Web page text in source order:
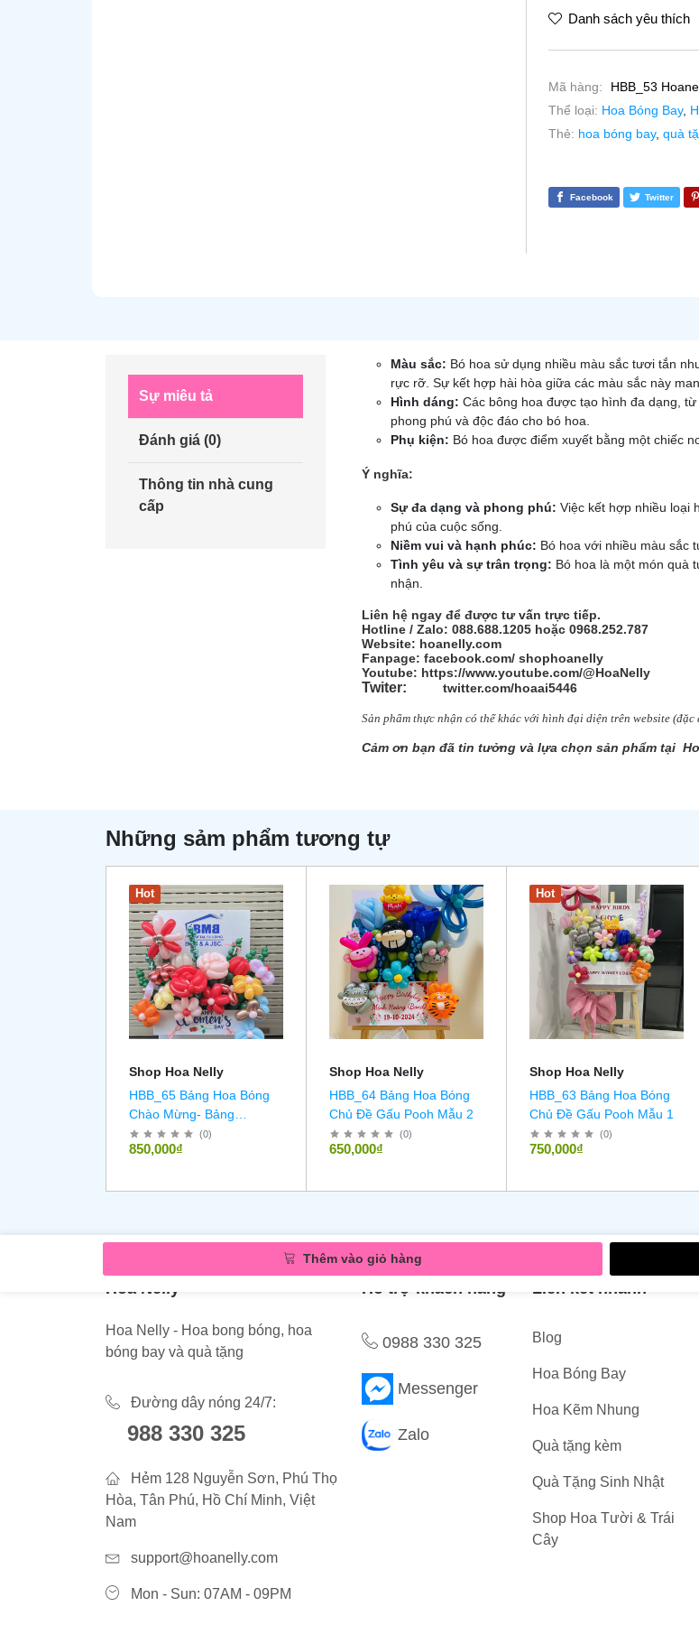
Danh sách yêu thích
Mã hàng:
HBB_53
Thể loại: Hoa Bóng Bay,
Thẻ: hoa bóng bay, quà
Facebook Twitter
Sự miêu tả
Đánh giá (0)
Thông tin nhà cung
cấp
Màu sắc: Bó hoa sử dụng nhiều màu sắc tươi tắn
rực rỡ. Sự kết hợp hài hòa giữa các màu sắc này
Hình dáng: Các bông hoa được tạo hình đa dạng,
phong phú và độc đáo cho bó hoa.
Phụ kiện: Bó hoa được điểm xuyết bằng một chiếc
Ý nghĩa:
Sự đa dạng và phong phú: Việc kết hợp nhiều loại
phú của cuộc sống.
Niềm vui và hạnh phúc: Bó hoa với nhiều màu sắc
Tình yêu và sự trân trọng: Bó hoa là một món quà
nhận.
Liên hệ ngay để được tư vấn trực tiếp.
Hotline / Zalo: 088.688.1205 hoặc 0968.252.787
Website: hoanelly.com
Fanpage: facebook.com/ shophoanelly
Youtube: https://www.youtube.com/@HoaNelly
Twiter: twitter.com/hoaai5446
Sản phẩm thực nhận có thể khác với hình đại diện trên website (đặc
Cảm ơn bạn đã tin tưởng và lựa chọn sản phẩm tại
Những sảm phẩm tương tự
Hot
Shop Hoa Nelly
HBB_65 Bảng Hoa Bóng
Chào Mừng- Bảng
Welcome
(0)
850,000₫
Shop Hoa Nelly
HBB_64 Bảng Hoa Bóng
Chủ Đề Gấu Pooh Mẫu 2
(0)
650,000₫
Hot
Shop Hoa Nelly
HBB_63 Bảng Hoa Bóng
Chủ Đề Gấu Pooh Mẫu 1
(0)
750,000₫
Thêm vào giỏ hàng
Hoa Nelly
Hoa Nelly - Hoa bong bóng, hoa
bóng bay và quà tặng
Đường dây nóng 24/7:
988 330 325
Hẻm 128 Nguyễn Sơn, Phú Thọ
Hòa, Tân Phú, Hồ Chí Minh, Việt
Nam
support@hoanelly.com
Mon - Sun: 07AM - 09PM
Hỗ trợ khách hàng
0988 330 325
Messenger
Zalo
Liên kết nhanh
Blog
Hoa Bóng Bay
Hoa Kẽm Nhung
Quà tặng kèm
Quà Tặng Sinh Nhật
Shop Hoa Tười & Trái
Cây